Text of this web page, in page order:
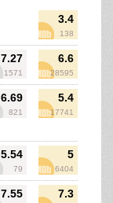
3.4
138
7.27
1571
6.6
28595
6.69
821
5.4
17741
5.54
79
5
6404
7.55 7.3